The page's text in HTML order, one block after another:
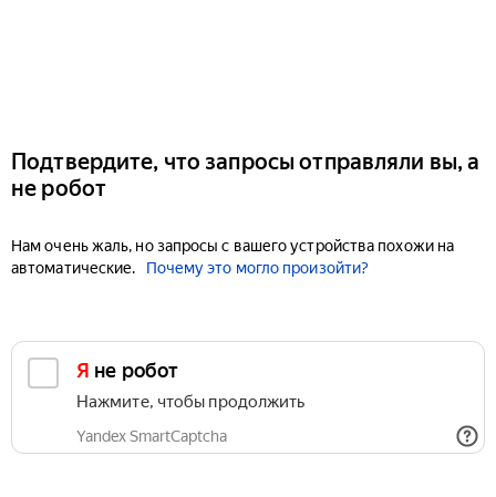
Подтвердите, что запросы отправляли вы, а
не робот
Нам очень жаль, но запросы с вашего устройства похожи на
автоматические.
Почему это могло произойти?
Я не робот
Нажмите, чтобы продолжить
Yandex SmartCaptcha